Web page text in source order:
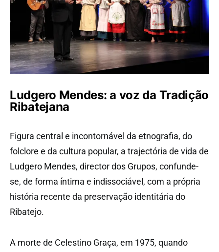
Ludgero Mendes: a voz da Tradição
Ribatejana
Figura central e incontornável da etnografia, do
folclore e da cultura popular, a trajectória de vida de
Ludgero Mendes, director dos Grupos, confunde-
se, de forma íntima e indissociável, com a própria
história recente da preservação identitária do
Ribatejo.
A morte de Celestino Graça, em 1975, quando